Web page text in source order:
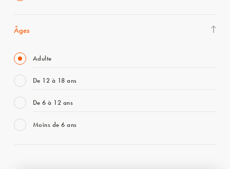
Âges
Adulte
De 12 à 18 ans
De 6 à 12 ans
Moins de 6 ans